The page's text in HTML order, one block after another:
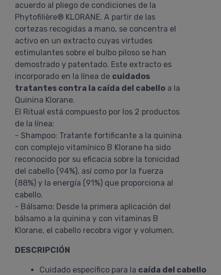
acuerdo al pliego de condiciones de la
Phytofilière® KLORANE. A partir de las
cortezas recogidas a mano, se concentra el
activo en un extracto cuyas virtudes
estimulantes sobre el bulbo piloso se han
demostrado y patentado. Este extracto es
incorporado en la línea de cuidados
tratantes contra la caída del cabello a la
Quinina Klorane.
El Ritual está compuesto por los 2 productos
de la línea:
- Shampoo: Tratante fortificante a la quinina
con complejo vitamínico B Klorane ha sido
reconocido por su eficacia sobre la tonicidad
del cabello (94%), así como por la fuerza
(88%) y la energía (91%) que proporciona al
cabello.
- Bálsamo: Desde la primera aplicación del
bálsamo a la quinina y con vitaminas B
Klorane, el cabello recobra vigor y volumen.
DESCRIPCIÓN
Cuidado específico para la caída del cabello